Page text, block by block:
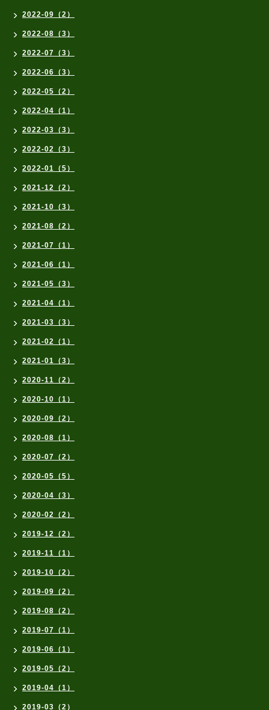
2022-09（2）
2022-08（3）
2022-07（3）
2022-06（3）
2022-05（2）
2022-04（1）
2022-03（3）
2022-02（3）
2022-01（5）
2021-12（2）
2021-10（3）
2021-08（2）
2021-07（1）
2021-06（1）
2021-05（3）
2021-04（1）
2021-03（3）
2021-02（1）
2021-01（3）
2020-11（2）
2020-10（1）
2020-09（2）
2020-08（1）
2020-07（2）
2020-05（5）
2020-04（3）
2020-02（2）
2019-12（2）
2019-11（1）
2019-10（2）
2019-09（2）
2019-08（2）
2019-07（1）
2019-06（1）
2019-05（2）
2019-04（1）
2019-03（2）